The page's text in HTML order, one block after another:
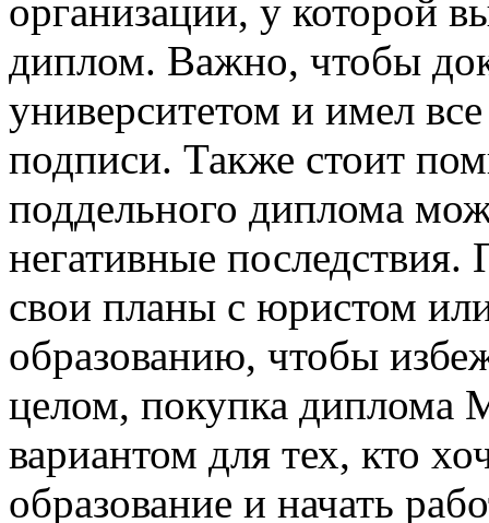
организации, у которой
диплом. Важно, чтобы
университетом и имел
подписи. Также стоит
поддельного диплома
негативные
свои планы с юристом
образованию, чтобы
целом, покупка
вариантом для тех, кто
образование и начать